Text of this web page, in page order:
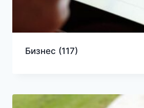
Бизнес (117)